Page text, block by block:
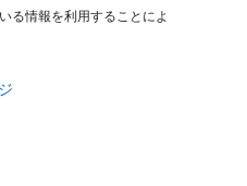
る情報を利用することによ